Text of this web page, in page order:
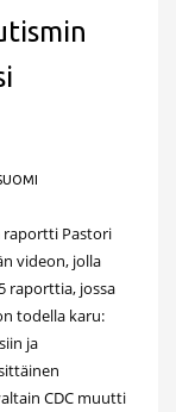
raportti Pastori
videon, jolla
raporttia, jossa
todella karu:
ja
CDC muutti